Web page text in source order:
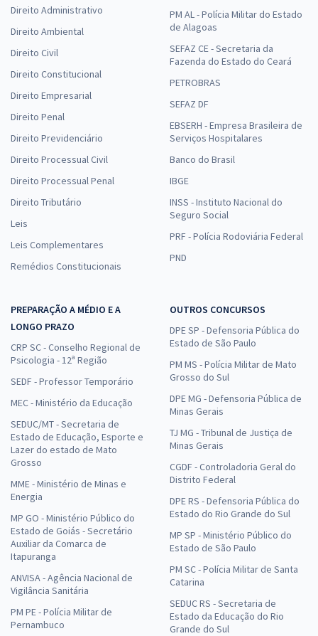
Direito Administrativo
Direito Ambiental
Direito Civil
Direito Constitucional
Direito Empresarial
Direito Penal
Direito Previdenciário
Direito Processual Civil
Direito Processual Penal
Direito Tributário
Leis
Leis Complementares
Remédios Constitucionais
PM AL - Polícia Militar do Estado
de Alagoas
SEFAZ CE - Secretaria da
Fazenda do Estado do Ceará
PETROBRAS
SEFAZ DF
EBSERH - Empresa Brasileira de
Serviços Hospitalares
Banco do Brasil
IBGE
INSS - Instituto Nacional do
Seguro Social
PRF - Polícia Rodoviária Federal
PND
PREPARAÇÃO A MÉDIO E A
LONGO PRAZO
CRP SC - Conselho Regional de
Psicologia - 12ª Região
SEDF - Professor Temporário
MEC - Ministério da Educação
SEDUC/MT - Secretaria de
Estado de Educação, Esporte e
Lazer do estado de Mato
Grosso
MME - Ministério de Minas e
Energia
MP GO - Ministério Público do
Estado de Goiás - Secretário
Auxiliar da Comarca de
Itapuranga
ANVISA - Agência Nacional de
Vigilância Sanitária
PM PE - Polícia Militar de
Pernambuco
OUTROS CONCURSOS
DPE SP - Defensoria Pública do
Estado de São Paulo
PM MS - Polícia Militar de Mato
Grosso do Sul
DPE MG - Defensoria Pública de
Minas Gerais
TJ MG - Tribunal de Justiça de
Minas Gerais
CGDF - Controladoria Geral do
Distrito Federal
DPE RS - Defensoria Pública do
Estado do Rio Grande do Sul
MP SP - Ministério Público do
Estado de São Paulo
PM SC - Polícia Militar de Santa
Catarina
SEDUC RS - Secretaria de
Estado da Educação do Rio
Grande do Sul